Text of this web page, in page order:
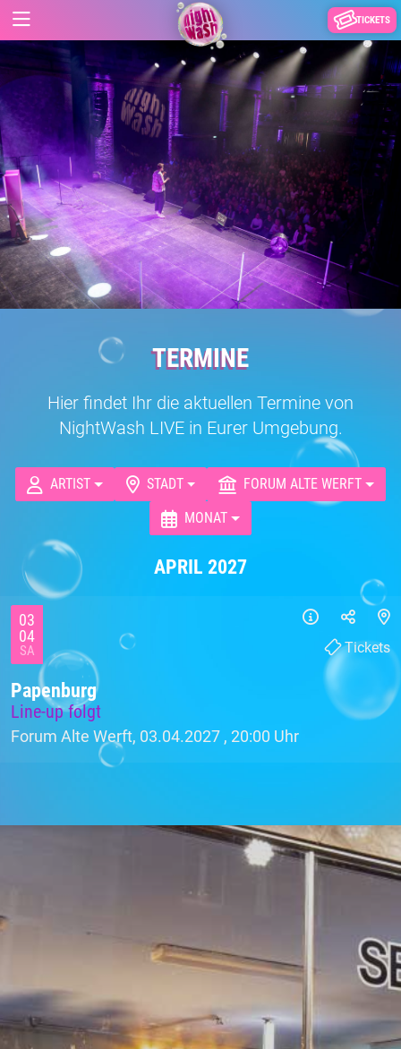
TICKETS
TERMINE
Hier findet Ihr die aktuellen Termine von
NightWash LIVE in Eurer Umgebung.
ARTIST STADT
FORUM ALTE WERFT
MONAT
APRIL 2027
03
04
SA
Papenburg
Line-up folgt
Forum Alte Werft, 03.04.2027 , 20:00 Uhr
Tickets